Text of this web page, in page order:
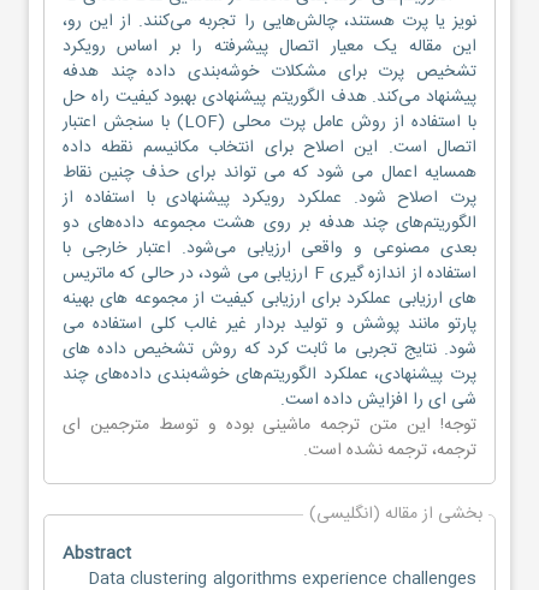
نویز یا پرت هستند، چالش‌هایی را تجربه می‌کنند. از این رو،
این مقاله یک معیار اتصال پیشرفته را بر اساس رویکرد
تشخیص پرت برای مشکلات خوشه‌بندی داده چند هدفه
پیشنهاد می‌کند. هدف الگوریتم پیشنهادی بهبود کیفیت راه حل
با استفاده از روش عامل پرت محلی (LOF) با سنجش اعتبار
اتصال است. این اصلاح برای انتخاب مکانیسم نقطه داده
همسایه اعمال می شود که می تواند برای حذف چنین نقاط
پرت اصلاح شود. عملکرد رویکرد پیشنهادی با استفاده از
الگوریتم‌های چند هدفه بر روی هشت مجموعه داده‌های دو
بعدی مصنوعی و واقعی ارزیابی می‌شود. اعتبار خارجی با
استفاده از اندازه گیری F ارزیابی می شود، در حالی که ماتریس
های ارزیابی عملکرد برای ارزیابی کیفیت از مجموعه های بهینه
پارتو مانند پوشش و تولید بردار غیر غالب کلی استفاده می
شود. نتایج تجربی ما ثابت کرد که روش تشخیص داده های
پرت پیشنهادی، عملکرد الگوریتم‌های خوشه‌بندی داده‌های چند
شی ای را افزایش داده است.
توجه! این متن ترجمه ماشینی بوده و توسط مترجمین ای
ترجمه، ترجمه نشده است.
بخشی از مقاله (انگلیسی)
Abstract
Data clustering algorithms experience challenges